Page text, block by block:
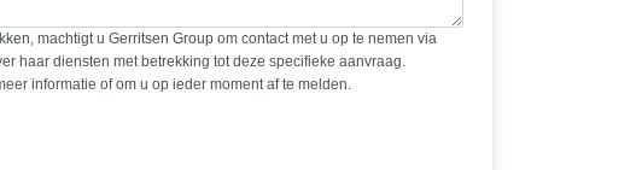
machtigt u Gerritsen Group om contact met u op te nemen via
haar diensten met betrekking tot deze specifieke aanvraag.
informatie of om u op ieder moment af te melden.